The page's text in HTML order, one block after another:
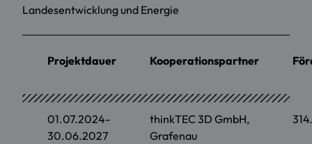
Landesentwicklung und Energie
Projektdauer Kooperationspartner
01.07.2024-
30.06.2027
thinkTEC 3D GmbH,
Grafenau